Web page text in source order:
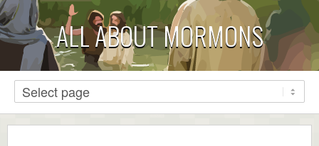
ALL ABOUT MORMONS